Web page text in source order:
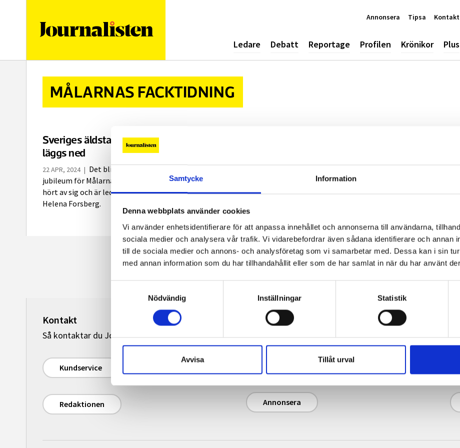
Samtycke Information
Denna webbplats använder cookies
Vi använder enhetsidentifierare för att anpassa innehållet och annonserna till användarna,
sociala medier och analysera vår trafik. Vi vidarebefordrar även sådana identifierare och annan
till de sociala medier och annons- och analysföretag som vi samarbetar med. Dessa kan i sin
med annan information som du har tillhandahållit eller som de har samlat in när du har använt
Nödvändig
Inställningar Statistik
Avvisa Tillåt urval
Ledare Debatt Reportage Profilen Krönikor Plus
Annonsera Tipsa Kontakt
MÅLARNAS FACKTIDNING
Sveriges äldsta fackförbundstidning
läggs ned
22 APR, 2024 | Det blir nedläggning i stället för
jubileum för Målarnas Facktidning. ”Många läsare har
hört av sig och är ledsna”, säger chefredaktören
Helena Forsberg.
Kontakt
Så kontaktar du Journalisten:
Kundservice
Redaktionen
Annonsera
Journalisten.se har 240 000 unika sidvisningar
och 120 000 unika besökare per månad (i
genomsnitt). Magasinet Journalisten har en
upplaga på cirka 13 500 ex (2025).
Annonsera